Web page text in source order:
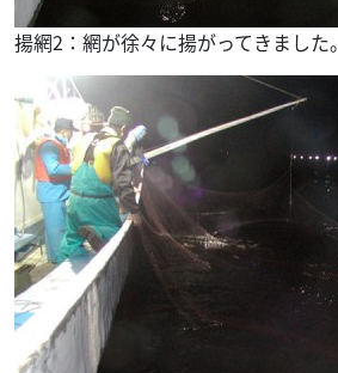
揚網2：網が徐々に揚がってきました。